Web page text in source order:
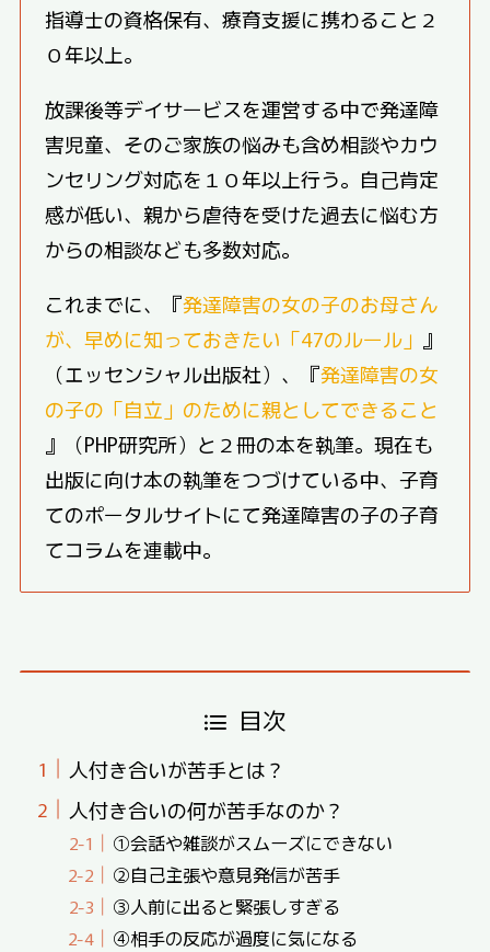
指導士の資格保有、療育支援に携わること２
０年以上。
放課後等デイサービスを運営する中で発達障
害児童、そのご家族の悩みも含め相談やカウ
ンセリング対応を１０年以上行う。自己肯定
感が低い、親から虐待を受けた過去に悩む方
からの相談なども多数対応。
これまでに、『発達障害の女の子のお母さん
が、早めに知っておきたい「47のルール」 』
（エッセンシャル出版社）、『発達障害の女
の子の「自立」のために親としてできること
』（PHP研究所）と２冊の本を執筆。現在も
出版に向け本の執筆をつづけている中、子育
てのポータルサイトにて発達障害の子の子育
てコラムを連載中。
目次
人付き合いが苦手とは？
人付き合いの何が苦手なのか？
①会話や雑談がスムーズにできない
②自己主張や意見発信が苦手
③人前に出ると緊張しすぎる
④相手の反応が過度に気になる